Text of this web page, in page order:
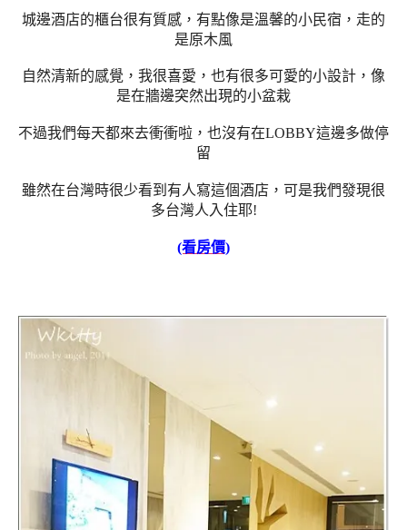
城邊酒店的櫃台很有質感，有點像是溫馨的小民宿，走的
是原木風
自然清新的感覺，我很喜愛，也有很多可愛的小設計，像
是在牆邊突然出現的小盆栽
不過我們每天都來去衝衝啦，也沒有在LOBBY這邊多做停
留
雖然在台灣時很少看到有人寫這個酒店，可是我們發現很
多台灣人入住耶!
(看房價)